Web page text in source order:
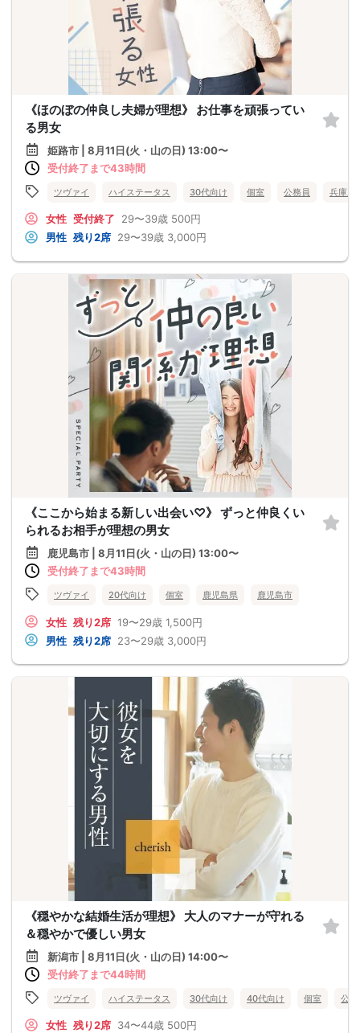
《ほのぼの仲良し夫婦が理想》 お仕事を頑張ってい
る男女
姫路市 | 8月11日(火・山の日) 13:00〜
受付終了まで43時間
ツヴァイ ハイステータス 30代向け 個室 公務員 兵庫県
女性 受付終了 29〜39歳 500円
男性 残り2席 29〜39歳 3,000円
《ここから始まる新しい出会い♡》 ずっと仲良くい
られるお相手が理想の男女
鹿児島市 | 8月11日(火・山の日) 13:00〜
受付終了まで43時間
ツヴァイ 20代向け 個室 鹿児島県 鹿児島市
女性 残り2席 19〜29歳 1,500円
男性 残り2席 23〜29歳 3,000円
《穏やかな結婚生活が理想》 大人のマナーが守れる
＆穏やかで優しい男女
新潟市 | 8月11日(火・山の日) 14:00〜
受付終了まで44時間
ツヴァイ ハイステータス 30代向け 40代向け 個室 公
女性 残り2席 34〜44歳 500円